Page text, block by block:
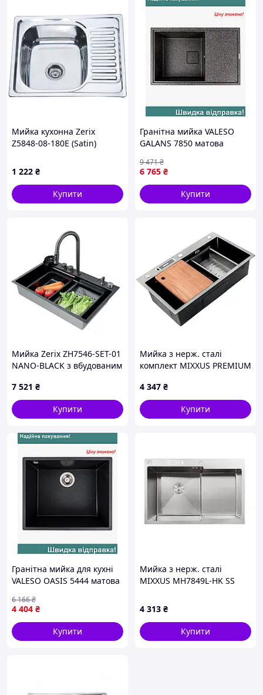
Мийка кухонна Zerix
Z5848-08-180E (Satin)
1 222 ₴
Купити
Гранітна мийка VALESO
GALANS 7850 матова
6 765 ₴
9 471₴
Купити
Мийка Zerix ZH7546-SET-01
NANO-BLACK з вбудованим
7 521 ₴
Купити
Мийка з нерж. сталі
комплект MIXXUS PREMIUM
BLACK (3.0/0.8) комплект
(Колір графіт) (MX9632)
4 347 ₴
Купити
Гранітна мийка для кухні
VALESO OASIS 5444 матова
4 404 ₴
6 166₴
Купити
Мийка з нерж. сталі
MIXXUS MH7849L-HK SS
підставкою під ножі (Колір
нерж) (MX1935)
4 313 ₴
Купити